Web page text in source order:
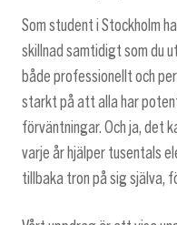
Som student i Stockholm
skillnad samtidigt som du
både professionellt och
starkt på att alla har
förväntningar. Och ja, det
varje år hjälper tusentals
tillbaka tron på sig själva,